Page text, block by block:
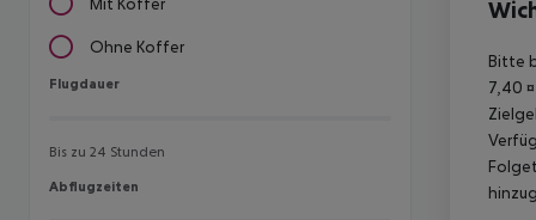
Mit Koffer
Ohne Koffer
Flugdauer
Flugdauer
Bis zu 24 Stunden
Abflugzeiten
Abflugzeiten
Bitte
7,40